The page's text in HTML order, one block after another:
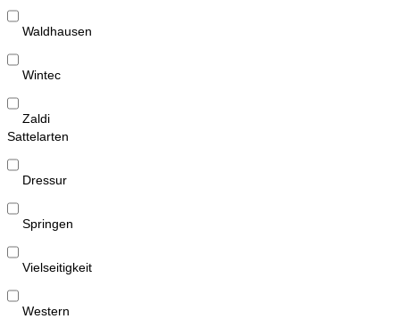
Waldhausen
Wintec
Zaldi
Sattelarten
Dressur
Springen
Vielseitigkeit
Western